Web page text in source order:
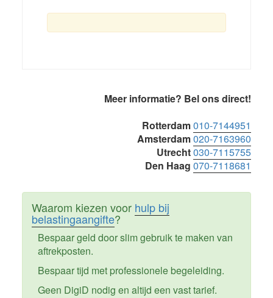
Meer informatie? Bel ons direct!
Rotterdam010-7144951
Amsterdam020-7163960
Utrecht030-7115755
Den Haag 070-7118681
Waarom kiezen voor hulp bij
belastingaangifte?
Bespaar geld door slim gebruik te maken van
aftrekposten.
Bespaar tijd met professionele begeleiding.
Geen DigiD nodig en altijd een vast tarief.